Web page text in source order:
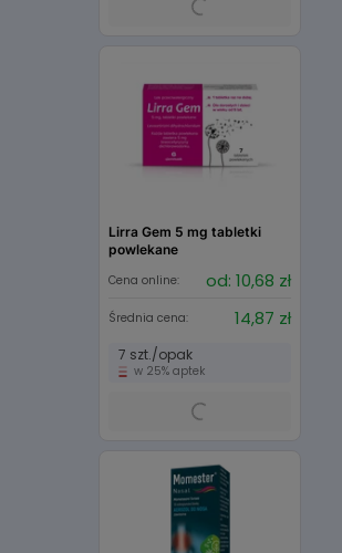
Lirra Gem 5 mg tabletki
powlekane
Cena online:
od: 10,68 zł
Średnia cena: 14,87 zł
7 szt./opak
w 25% aptek